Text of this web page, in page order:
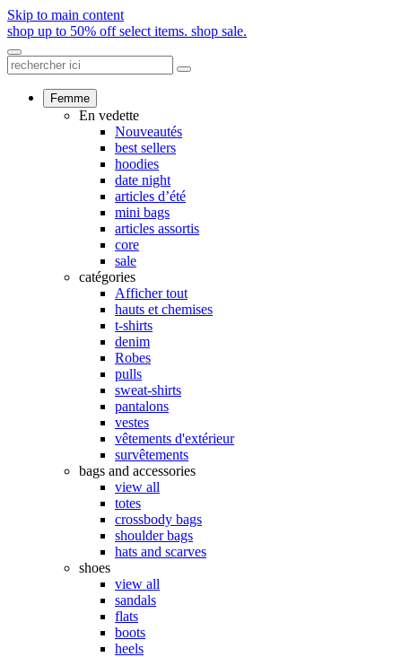
Skip to main content
shop up to 50% off select items. shop sale.
Femme
En vedette
Nouveautés
best sellers
hoodies
date night
articles d’été
mini bags
articles assortis
core
sale
catégories
Afficher tout
hauts et chemises
t-shirts
denim
Robes
pulls
sweat-shirts
pantalons
vestes
vêtements d'extérieur
survêtements
bags and accessories
view all
totes
crossbody bags
shoulder bags
hats and scarves
shoes
view all
sandals
flats
boots
heels